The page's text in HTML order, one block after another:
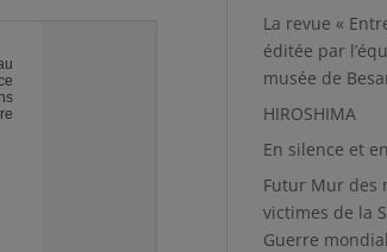
La revue «
éditée par
musée de
HIROSHIMA
En silence et
Futur Mur des
victimes de la
Guerre